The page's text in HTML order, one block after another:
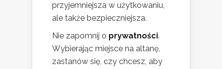
przyjemniejsza w użytkowaniu,
ale także bezpieczniejsza.
Nie zapomnij o prywatności.
Wybierając miejsce na altanę,
zastanów się, czy chcesz, aby